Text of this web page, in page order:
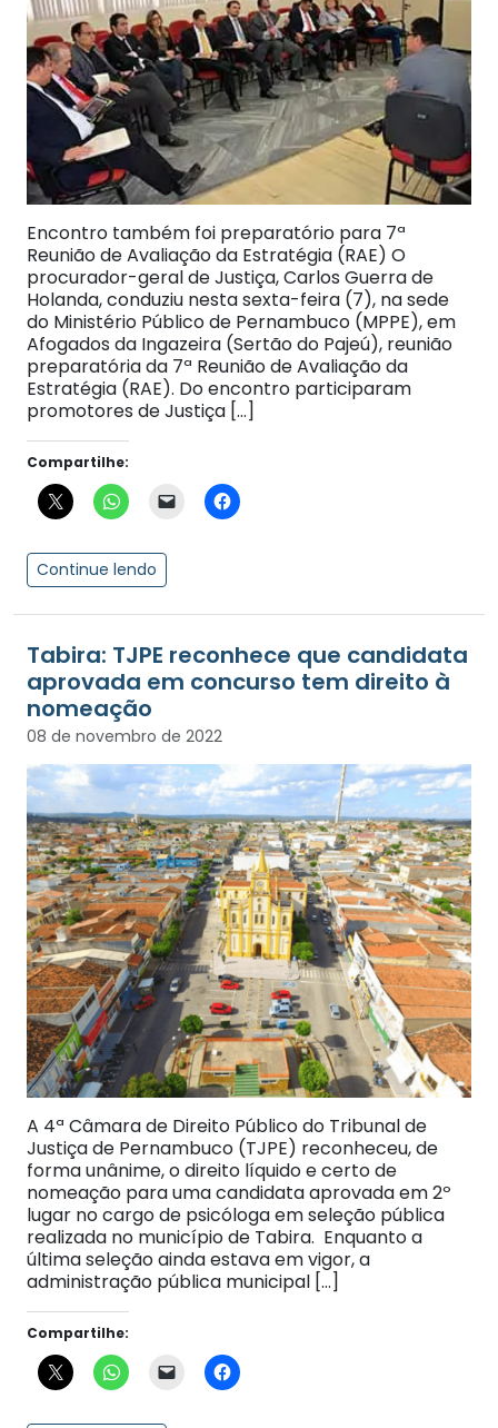
Encontro também foi preparatório para 7ª
Reunião de Avaliação da Estratégia (RAE) O
procurador-geral de Justiça, Carlos Guerra de
Holanda, conduziu nesta sexta-feira (7), na sede
do Ministério Público de Pernambuco (MPPE), em
Afogados da Ingazeira (Sertão do Pajeú), reunião
preparatória da 7ª Reunião de Avaliação da
Estratégia (RAE). Do encontro participaram
promotores de Justiça […]
Compartilhe:
Continue lendo
Tabira: TJPE reconhece que candidata
aprovada em concurso tem direito à
nomeação
08 de novembro de 2022
A 4ª Câmara de Direito Público do Tribunal de
Justiça de Pernambuco (TJPE) reconheceu, de
forma unânime, o direito líquido e certo de
nomeação para uma candidata aprovada em 2º
lugar no cargo de psicóloga em seleção pública
realizada no município de Tabira. Enquanto a
última seleção ainda estava em vigor, a
administração pública municipal […]
Compartilhe: